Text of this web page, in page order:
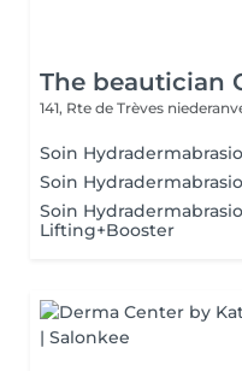
The beautician
141, Rte de Trèves
Soin
Soin
Soin
Lifting+Booster